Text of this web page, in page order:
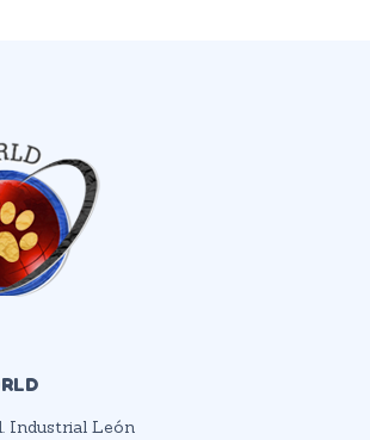
Industrial León